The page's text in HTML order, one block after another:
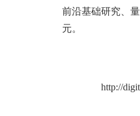
前沿基础研究、
元。
http://